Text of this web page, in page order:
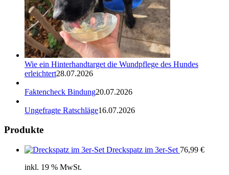
Wie ein Hinterhandtarget die Wundpflege des Hundes
erleichtert28.07.2026
Faktencheck Bindung20.07.2026
Ungefragte Ratschläge16.07.2026
Produkte
Dreckspatz im 3er-Set 76,99 €
inkl. 19 % MwSt.